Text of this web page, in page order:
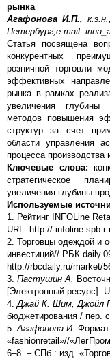
рынка
Агафонова И.П.,
Петербург, e-mail:
Статья посвящена
конкурентных
розничной торговли
эффективных
рынка в рамках
увеличения глубины
методов повышения
структур за счет
области управления
процесса производства
Ключевые слова:
стратегическое
увеличения глубины
Используемые
1. Рейтинг INFOLine
URL: http:// infoline.spb.r
2. Торговцы одеждой и
инвестиций// РБК
http://rbcdaily.ru/market/
3. Пастушин А.
[Электронный ресурс].
4. Джай К. Шим, Джойл
бюджетирования / пер.
5. Агафонова И. Формат
«fashionretail»//
6–8. – СПб.: изд.